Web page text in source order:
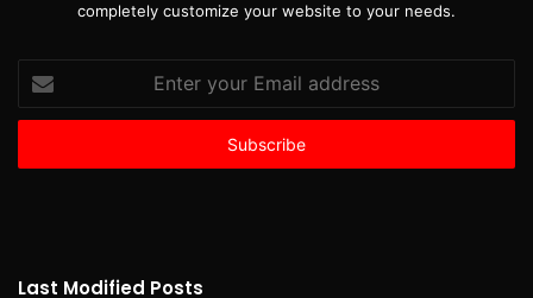
completely customize your website to your needs.
Enter
your
Email
Last Modified Posts